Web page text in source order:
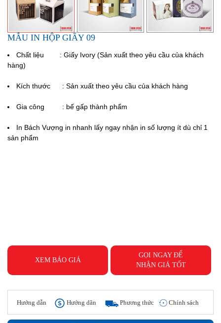
MẪU IN HỘP GIẤY 09
Chất liệu : Giấy Ivory (Sản xuất theo yêu cầu của khách
hàng)
Kích thước : Sản xuất theo yêu cầu của khách hàng
Gia công : bế gấp thành phẩm
In Bách Vượng in nhanh lấy ngay nhận in số lượng ít dù chỉ 1
sản phẩm
XEM BÁO GIÁ
GỌI NGAY ĐỂ
NHẬN GIÁ TỐT
Hướng dẫn Hướng dãn Phương thức Chính sách